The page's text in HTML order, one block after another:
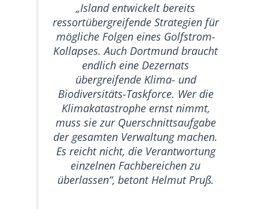
„Island entwickelt bereits
ressortübergreifende Strategien für
mögliche Folgen eines Golfstrom-
Kollapses. Auch Dortmund braucht
endlich eine Dezernats
übergreifende Klima- und
Biodiversitäts-Taskforce. Wer die
Klimakatastrophe ernst nimmt,
muss sie zur Querschnittsaufgabe
der gesamten Verwaltung machen.
Es reicht nicht, die Verantwortung
einzelnen Fachbereichen zu
überlassen“, betont Helmut Pruß.